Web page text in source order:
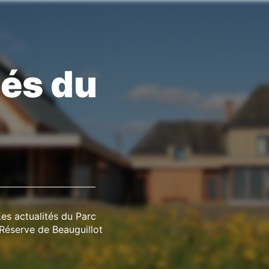
du
actualités du Parc
de Beauguillot